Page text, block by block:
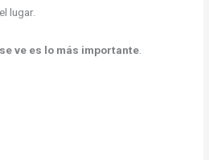
lugar.
ve es lo más importante